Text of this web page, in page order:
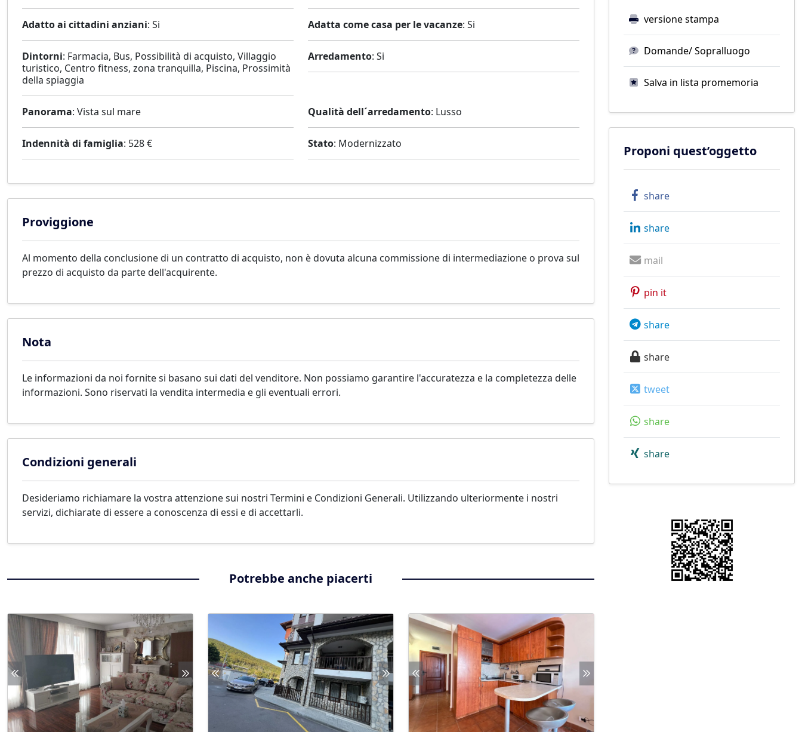
Adatto ai cittadini anziani: Si Adatta come casa per le vacanze: Si
Dintorni: Farmacia, Bus, Possibilità di acquisto, Villaggio
turistico, Centro fitness, zona tranquilla, Piscina, Prossimità
della spiaggia
Arredamento: Si
Panorama: Vista sul mare Qualità dell´arredamento: Lusso
Indennità di famiglia: 528 € Stato: Modernizzato
Proviggione
Al momento della conclusione di un contratto di acquisto, non è dovuta alcuna commissione di intermediazione o prova sul
prezzo di acquisto da parte dell'acquirente.
Nota
Le informazioni da noi fornite si basano sui dati del venditore. Non possiamo garantire l'accuratezza e la completezza delle
informazioni. Sono riservati la vendita intermedia e gli eventuali errori.
Condizioni generali
Desideriamo richiamare la vostra attenzione sui nostri Termini e Condizioni Generali. Utilizzando ulteriormente i nostri
servizi, dichiarate di essere a conoscenza di essi e di accettarli.
Potrebbe anche piacerti
versione stampa
Domande/ Sopralluogo
Salva in lista promemoria
Proponi quest’oggetto
share
share
mail
pin it
share
share
tweet
share
share